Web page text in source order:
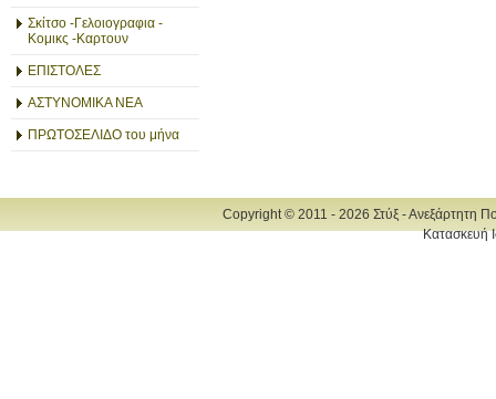
Σκίτσο -Γελοιογραφια -
Κομικς -Καρτουν
ΕΠΙΣΤΟΛΕΣ
ΑΣΤΥΝΟΜΙΚΑ ΝΕΑ
ΠΡΩΤΟΣΕΛΙΔΟ του μήνα
Copyright © 2011 - 2026 Στύξ - Ανεξάρτητη
Κατασκευή